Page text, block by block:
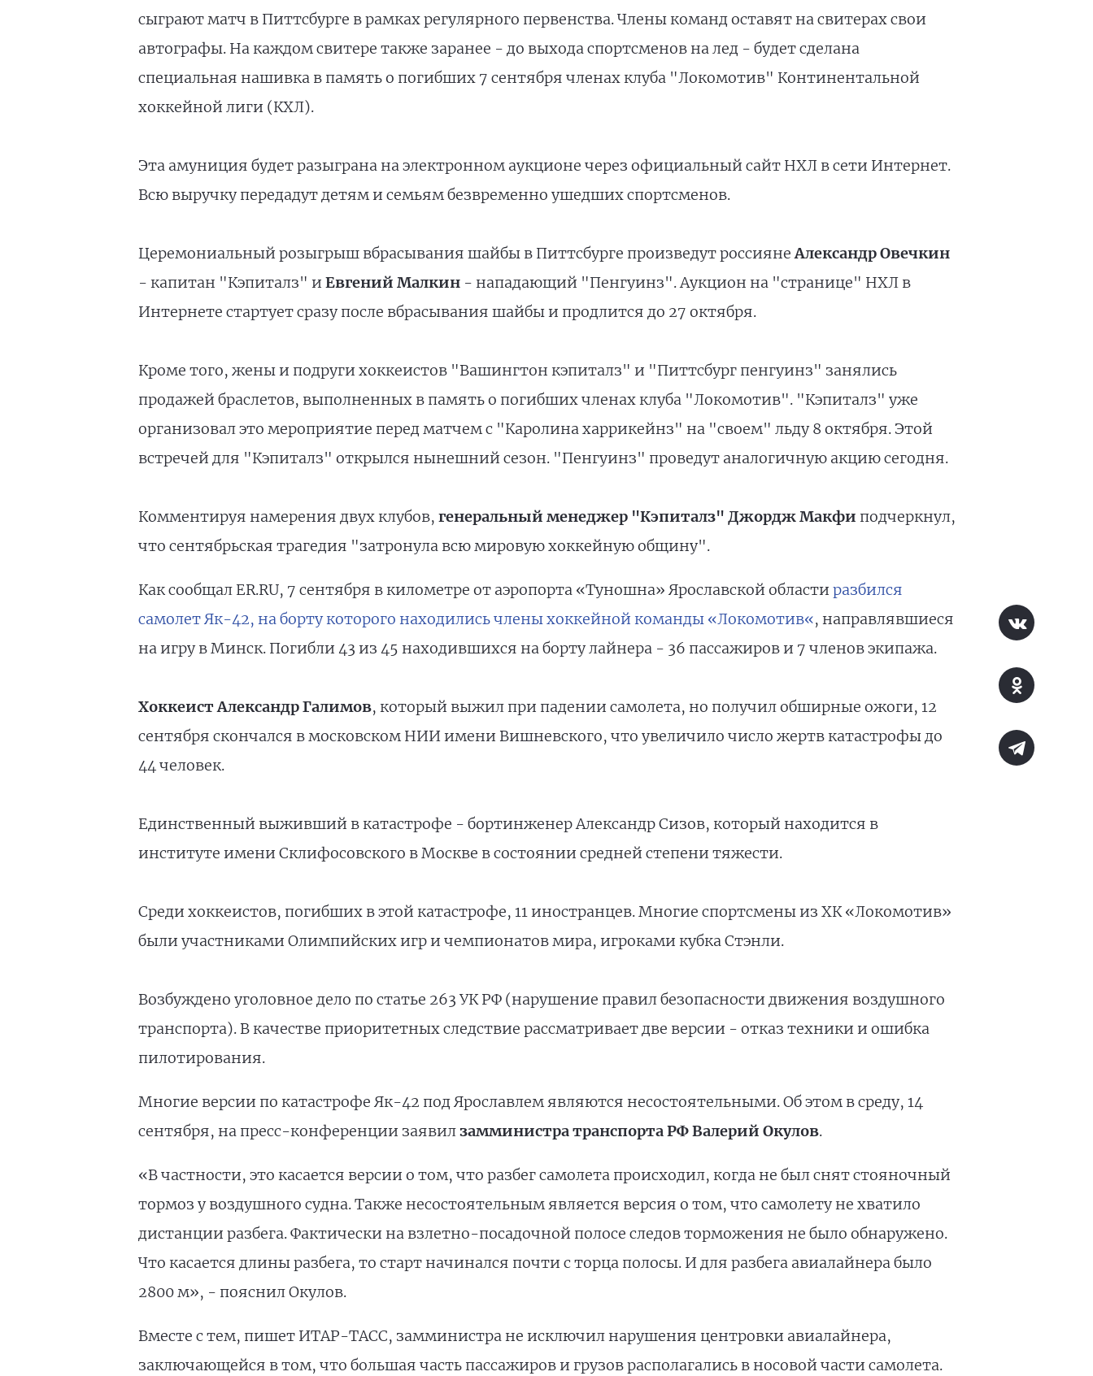
сыграют матч в Питтсбурге в рамках регулярного первенства. Члены команд оставят на свитерах свои
автографы. На каждом свитере также заранее - до выхода спортсменов на лед - будет сделана
специальная нашивка в память о погибших 7 сентября членах клуба "Локомотив" Континентальной
хоккейной лиги (КХЛ).
Эта амуниция будет разыграна на электронном аукционе через официальный сайт НХЛ в сети Интернет.
Всю выручку передадут детям и семьям безвременно ушедших спортсменов.
Церемониальный розыгрыш вбрасывания шайбы в Питтсбурге произведут россиянеАлександр Овечкин
- капитан "Кэпиталз" и Евгений Малкин- нападающий "Пенгуинз". Аукцион на "странице" НХЛ в
Интернете стартует сразу после вбрасывания шайбы и продлится до 27 октября.
Кроме того, жены и подруги хоккеистов "Вашингтон кэпиталз" и "Питтсбург пенгуинз" занялись
продажей браслетов, выполненных в память о погибших членах клуба "Локомотив". "Кэпиталз" уже
организовал это мероприятие перед матчем с "Каролина харрикейнз" на "своем" льду 8 октября. Этой
встречей для "Кэпиталз" открылся нынешний сезон. "Пенгуинз" проведут аналогичную акцию сегодня.
Комментируя намерения двух клубов, генеральный менеджер "Кэпиталз" Джордж Макфи подчеркнул,
что сентябрьская трагедия "затронула всю мировую хоккейную общину".
Как сообщал ER.RU, 7 сентября в километре от аэропорта «Туношна» Ярославской области разбился
самолет Як-42, на борту которого находились члены хоккейной команды «Локомотив«, направлявшиеся
на игру в Минск. Погибли 43 из 45 находившихся на борту лайнера - 36 пассажиров и 7 членов экипажа.
Хоккеист Александр Галимов, который выжил при падении самолета, но получил обширные ожоги, 12
сентября скончался в московском НИИ имени Вишневского, что увеличило число жертв катастрофы до
44 человек.
Единственный выживший в катастрофе - бортинженер Александр Сизов, который находится в
институте имени Склифосовского в Москве в состоянии средней степени тяжести.
Среди хоккеистов, погибших в этой катастрофе, 11 иностранцев. Многие спортсмены из ХК «Локомотив»
были участниками Олимпийских игр и чемпионатов мира, игроками кубка Стэнли.
Возбуждено уголовное дело по статье 263 УК РФ (нарушение правил безопасности движения воздушного
транспорта). В качестве приоритетных следствие рассматривает две версии - отказ техники и ошибка
пилотирования.
Многие версии по катастрофе Як-42 под Ярославлем являются несостоятельными. Об этом в среду, 14
сентября, на пресс-конференции заявилзамминистра транспорта РФ Валерий Окулов.
«В частности, это касается версии о том, что разбег самолета происходил, когда не был снят стояночный
тормоз у воздушного судна. Также несостоятельным является версия о том, что самолету не хватило
дистанции разбега. Фактически на взлетно-посадочной полосе следов торможения не было обнаружено.
Что касается длины разбега, то старт начинался почти с торца полосы. И для разбега авиалайнера было
2800 м», - пояснил Окулов.
Вместе с тем, пишет ИТАР-ТАСС, замминистра не исключил нарушения центровки авиалайнера,
заключающейся в том, что большая часть пассажиров и грузов располагались в носовой части самолета.